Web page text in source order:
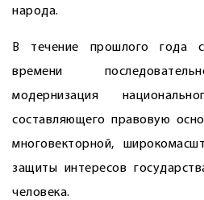
народа.
В течение прошлого года
времени
модернизация
составляющего правовую
многовекторной,
защиты интересов
человека.